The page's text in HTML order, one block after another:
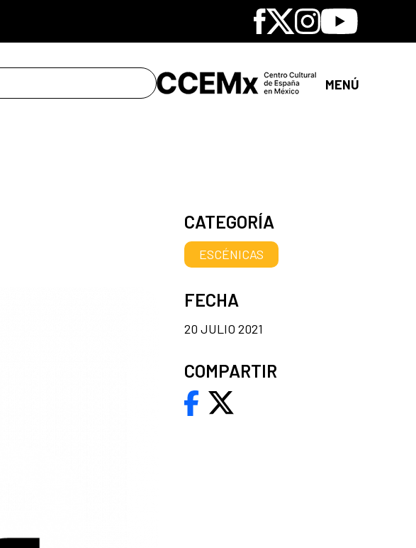
Facebook
X Instagram
Youtube
MENÚ
CATEGORÍA
ESCÉNICAS
FECHA
20 JULIO 2021
COMPARTIR